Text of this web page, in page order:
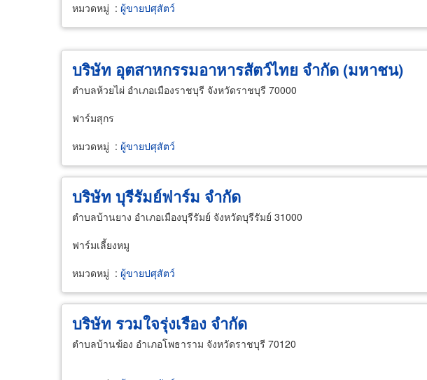
หมวดหมู่ : ผู้ขายปศุสัตว์
บริษัท อุตสาหกรรมอาหารสัตว์ไทย จำกัด (มหาชน)
ตำบลห้วยไผ่ อำเภอเมืองราชบุรี จังหวัดราชบุรี 70000
ฟาร์มสุกร
หมวดหมู่ : ผู้ขายปศุสัตว์
บริษัท บุรีรัมย์ฟาร์ม จำกัด
ตำบลบ้านยาง อำเภอเมืองบุรีรัมย์ จังหวัดบุรีรัมย์ 31000
ฟาร์มเลี้ยงหมู
หมวดหมู่ : ผู้ขายปศุสัตว์
บริษัท รวมใจรุ่งเรือง จำกัด
ตำบลบ้านฆ้อง อำเภอโพธาราม จังหวัดราชบุรี 70120